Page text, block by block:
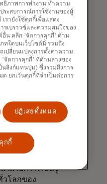
ฒนาทักษะและ
ๆ ในสภาพ
านที่เปลี่ยนแปลง
ะเนื่องจาก
กิดขึ้นอย่าง
งในเครื่องมือที่
คือแพลตฟอร์ม
รงการต่างๆ
าไม่ได้
วุโส เพียงแค่ต้อง
และความ
าฝ่ายการเรียนรู้
โลกของ
ทธิภาพการทำงาน ทำความ
ระสบการณ์การใช้งานของผู้
รายังใช้คุกกี้เพื่อแสดง
รเบราวซ์และความสนใจของ
อื่น คลิก 'จัดการคุกกี้' ด้าน
ภทใดบนเว็บไซต์นี้ รวมถึง
เปลี่ยนแปลงการตั้งค่าความ
'จัดการคุกกี้' ที่ด้านล่างของ
นลิงก์แทนปุ่ม) ซึ่งรวมถึงการ
ด ยกเว้นคุกกี้ที่จำเป็นต่อการ
ปฏิเสธทั้งหมด
กกี้